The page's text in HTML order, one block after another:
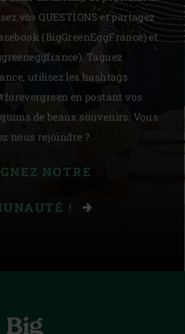
vos QUESTIONS et partagez
(BigGreenEggFrance) et
Taguez
utilisez les hashtags
en postant vos
de beaux souvenirs. Vous
nous rejoindre ?
NOTRE
!